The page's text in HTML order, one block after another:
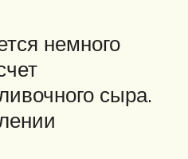
немного
сыра.